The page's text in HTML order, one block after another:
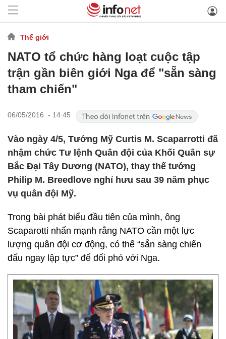
Thế giới
NATO tổ chức hàng loạt cuộc tập
trận gần biên giới Nga để "sẵn sàng
tham chiến"
06/05/2016 - 14:45
Vào ngày 4/5, Tướng Mỹ Curtis M. Scaparrotti đã
nhậm chức Tư lệnh Quân đội của Khối Quân sự
Bắc Đại Tây Dương (NATO), thay thế tướng
Philip M. Breedlove nghỉ hưu sau 39 năm phục
vụ quân đội Mỹ.
Trong bài phát biểu đầu tiên của mình, ông
Scaparotti nhấn mạnh rằng NATO cần một lực
lượng quân đội cơ động, có thể “sẵn sàng chiến
đấu ngay lập tực” để đối phó với Nga.